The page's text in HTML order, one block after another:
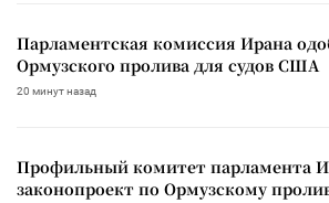
Парламентская комиссия Ирана
Ормузского пролива для судов США
20 минут назад
Профильный комитет парламента
законопроект по Ормузскому